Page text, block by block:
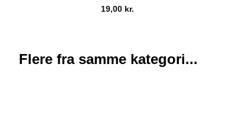
19,00 kr.
Flere fra samme kategori...